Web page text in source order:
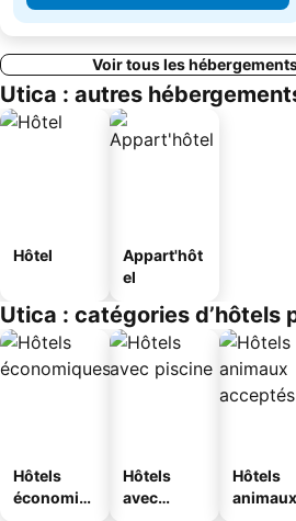
Voir tous les
Utica : autres
Hôtel
Appart'hôt
el
Utica : catégories d’hôtels
Hôtels
économiq
Hôtels
avec
Hôtels
animaux